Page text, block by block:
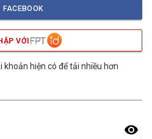
FACEBOOK
VỚI
khoản hiện có để tải nhiều hơn
visibility